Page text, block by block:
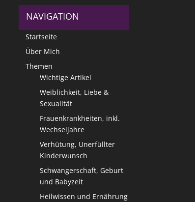
NAVIGATION
Startseite
Über Mich
Themen
Wichtige Artikel
Weiblichkeit, Liebe &
Sexualität
Frauenkrankheiten, inkl.
Wechseljahre
Verhütung, Unerfüllter
Kinderwunsch
Schwangerschaft, Geburt
und Babyzeit
Heilwissen und Ernährung